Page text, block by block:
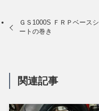
ＧＳ1000S ＦＲＰベースシ
ートの巻き
関連記事